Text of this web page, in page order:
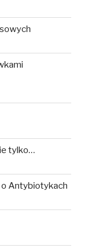
tylko…
Antybiotykach